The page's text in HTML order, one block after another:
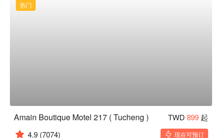
热门
Amain Boutique Motel 217 ( Tucheng ) TWD 899 起
4.9 (7074) 现在可预订